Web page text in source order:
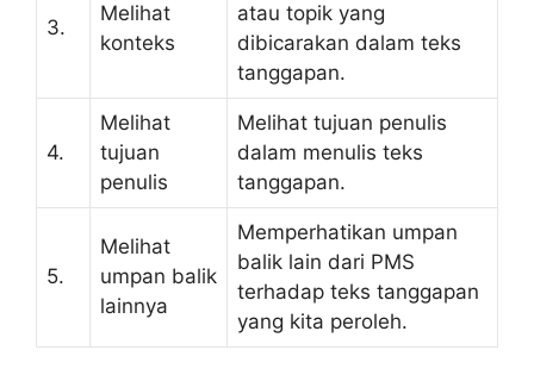
3.
Melihat
konteks
atau topik yang
dibicarakan dalam teks
tanggapan.
4.
Melihat
tujuan
penulis
Melihat tujuan penulis
dalam menulis teks
tanggapan.
5.
Melihat
umpan balik
lainnya
Memperhatikan umpan
balik lain dari PMS
terhadap teks tanggapan
yang kita peroleh.